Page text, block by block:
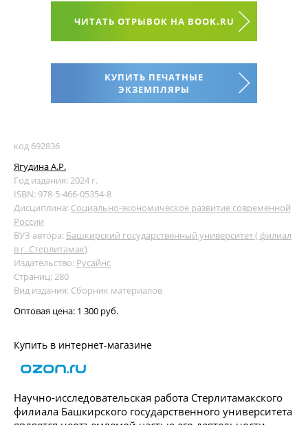
ЧИТАТЬ ОТРЫВОК НА BOOK.RU
КУПИТЬ ПЕЧАТНЫЕ
ЭКЗЕМПЛЯРЫ
код 692836
Ягудина А.Р.
Год издания: 2024 г.
ISBN: 978-5-466-05354-8
Дисциплина: Социально-экономическое развитие современной
России
ВУЗ автора: Башкирский государственный университет ( филиал
в г. Стерлитамак)
Издательство: Русайнс
Страниц: 280
Вид издания: Сборник материалов
Оптовая цена: 1 300 руб.
Купить в интернет-магазине
Научно-исследовательская работа Стерлитамакского
филиала Башкирского государственного университета